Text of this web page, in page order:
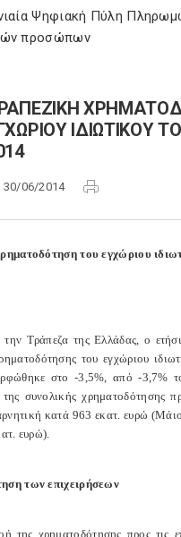
Ψηφιακή Πύλη
προσώπων
ΙΔΙΩΤΙΚΟΥ
30/06/2014
του εγχώριου
Τράπεζα της Ελλάδας, ο
του εγχώριου
στο -3,5%, από -3,7%
συνολικής χρηματοδότησης
κατά 963 εκατ. ευρώ
ευρώ).
των επιχειρήσεων
της χρηματοδότησης προς τις